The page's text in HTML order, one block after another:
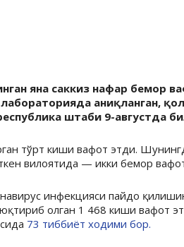
яна саккиз нафар бемор
аниқланган,
штаби 9-августда
тўрт киши вафот этди.
вилоятида — икки бемор
инфекцияси пайдо
олган 1 468 киши вафот
73 тиббиёт ходими бор.